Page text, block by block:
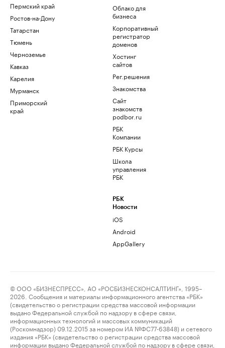
Пермский край
Ростов-на-Дону
Татарстан
Тюмень
Черноземье
Кавказ
Карелия
Мурманск
Приморский
край
Облако для
бизнеса
Корпоративный
регистратор
доменов
Хостинг
сайтов
Рег.решения
Знакомства
Сайт
знакомств
podbor.ru
РБК
Компании
РБК Курсы
Школа
управления
РБК
РБК
Новости
iOS
Android
AppGallery
© ООО «БИЗНЕСПРЕСС», АО «РОСБИЗНЕСКОНСАЛТИНГ», 1995–
2026. Сообщения и материалы информационного агентства «РБК»
(свидетельство о регистрации средства массовой информации
выдано Федеральной службой по надзору в сфере связи,
информационных технологий и массовых коммуникаций
(Роскомнадзор) 09.12.2015 за номером ИА №ФС77-63848) и сетевого
издания «РБК» (свидетельство о регистрации средства массовой
информации выдано Федеральной службой по надзору в сфере связи,